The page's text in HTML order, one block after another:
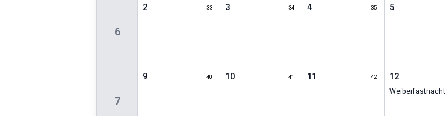
6
2 33 3 34 4 35 5
7
9 40 10 41 11 42 12
Weiberfastnacht